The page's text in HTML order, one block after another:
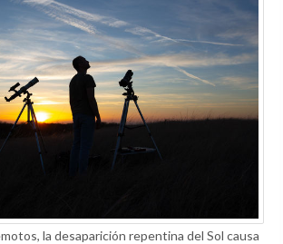
la desaparición repentina del Sol causa